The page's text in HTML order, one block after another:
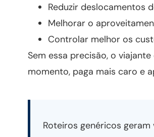
Reduzir deslocamentos
Melhorar o
Controlar melhor os
Sem essa precisão, o
momento, paga mais caro e
Roteiros genéricos